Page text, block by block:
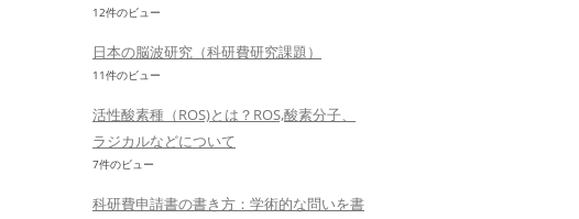
12件のビュー
日本の脳波研究（科研費研究課題）
11件のビュー
活性酸素種（ROS)とは？ROS,酸素分子、
ラジカルなどについて
7件のビュー
科研費申請書の書き方：学術的な問いを書